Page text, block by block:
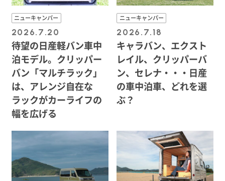
ニューキャンパー
2026.7.20
待望の日産軽バン車中
泊モデル。クリッパー
バン「マルチラック」
は、アレンジ自在な
ラックがカーライフの
幅を広げる
ニューキャンパー
2026.7.18
キャラバン、エクスト
レイル、クリッパーバ
ン、セレナ・・・日産
の車中泊車、どれを選
ぶ？